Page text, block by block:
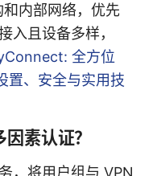
内部网络，优先
入且设备多样，
全方位
置、安全与实用技
素认证？
，将用户组与 VPN